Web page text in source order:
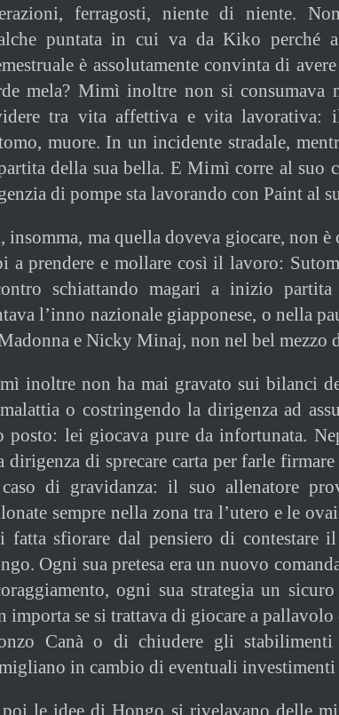
ferragosti, niente di niente.
puntata in cui va da Kiko perché
è assolutamente convinta di
mela? Mimì inoltre non si consumava
tra vita affettiva e vita lavorativa:
muore. In un incidente stradale,
della sua bella. E Mimì corre al suo
di pompe sta lavorando con Paint al
insomma, ma quella doveva giocare, non
a prendere e mollare così il lavoro:
schiattando magari a inizio
l’inno nazionale giapponese, o nella
e Nicky Minaj, non nel bel mezzo
inoltre non ha mai gravato sui bilanci
o costringendo la dirigenza ad
posto: lei giocava pure da infortunata.
dirigenza di sprecare carta per farle
di gravidanza: il suo allenatore
sempre nella zona tra l’utero e le
fatta sfiorare dal pensiero di contestare
Ogni sua pretesa era un nuovo
ogni sua strategia un
importa se si trattava di giocare a
Canà o di chiudere gli
in cambio di eventuali
poi le idee di Hongo si rivelavano delle